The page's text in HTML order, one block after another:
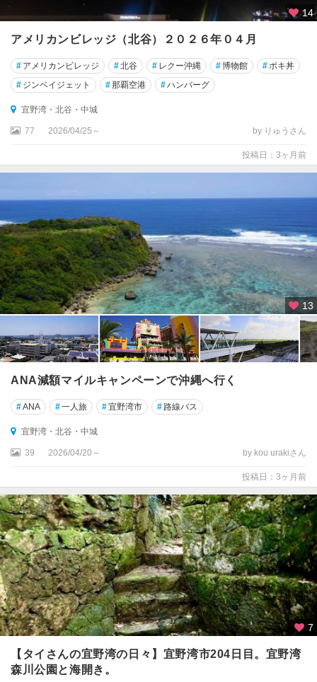
14
アメリカンビレッジ（北谷）２０２６年０４月
# アメリカンビレッジ #北谷 # レクー沖縄 #博物館 #ポキ丼
# ジンベイジェット #那覇空港 #ハンバーグ
宜野湾・北谷・中城
77 2026/04/25～ by りゅうさん
投稿日：3ヶ月前
13
ANA減額マイルキャンペーンで沖縄へ行く
#ANA #一人旅 #宜野湾市 #路線バス
宜野湾・北谷・中城
39 2026/04/20～ by kou urakiさん
投稿日：3ヶ月前
7
【タイさんの宜野湾の日々】宜野湾市204日目。宜野湾
森川公園と海開き。